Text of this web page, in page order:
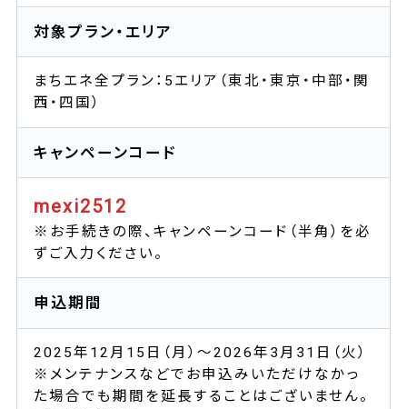
対象プラン・エリア
まちエネ全プラン：5エリア（東北・東京・中部・関
西・四国）
キャンペーンコード
mexi2512
※お手続きの際、キャンペーンコード（半角）を必
ずご入力ください。
申込期間
2025年12月15日（月）～2026年3月31日（火）
※メンテナンスなどでお申込みいただけなかっ
た場合でも期間を延長することはございません。